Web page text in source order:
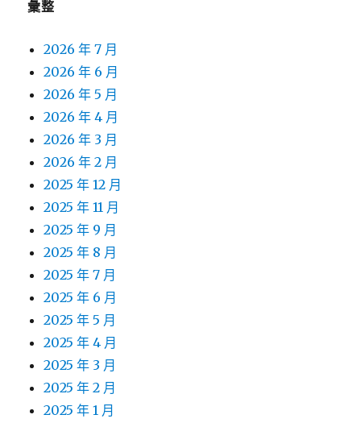
彙整
2026 年 7 月
2026 年 6 月
2026 年 5 月
2026 年 4 月
2026 年 3 月
2026 年 2 月
2025 年 12 月
2025 年 11 月
2025 年 9 月
2025 年 8 月
2025 年 7 月
2025 年 6 月
2025 年 5 月
2025 年 4 月
2025 年 3 月
2025 年 2 月
2025 年 1 月